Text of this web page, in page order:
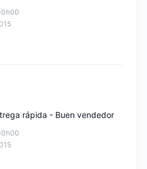
rápida - Buen vendedor